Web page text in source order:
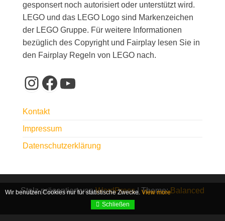
gesponsert noch autorisiert oder unterstützt wird.
LEGO und das LEGO Logo sind Markenzeichen
der LEGO Gruppe. Für weitere Informationen
bezüglich des Copyright und Fairplay lesen Sie in
den Fairplay Regeln von LEGO nach.
Instagram
Facebook
YouTube
Kontakt
Impressum
Datenschutzerklärung
Stolz präsentiert vonWordPress | Theme:Balanced
Blog
Wir benutzen Cookies nur für statistische Zwecke. View more
Schließen